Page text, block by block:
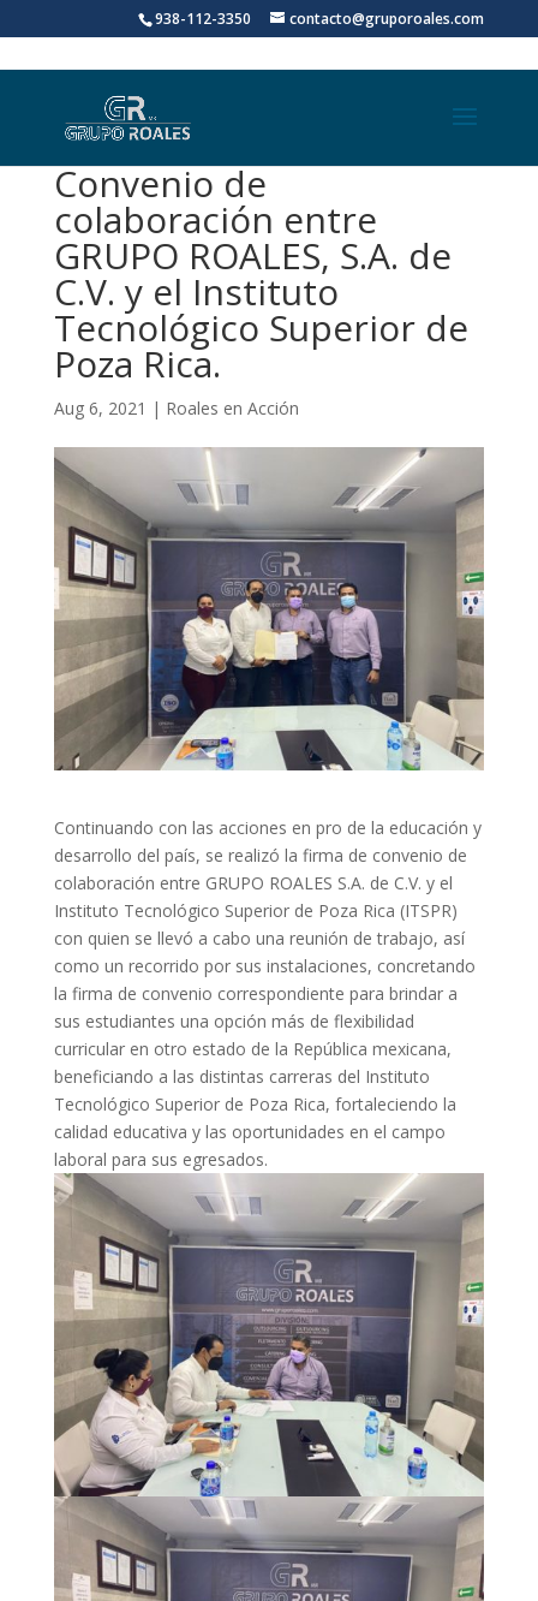
938-112-3350 contacto@gruporoales.com
Convenio de
colaboración entre
GRUPO ROALES, S.A. de
C.V. y el Instituto
Tecnológico Superior de
Poza Rica.
Aug 6, 2021 | Roales en Acción
Continuando con las acciones en pro de la educación y
desarrollo del país, se realizó la firma de convenio de
colaboración entre GRUPO ROALES S.A. de C.V. y el
Instituto Tecnológico Superior de Poza Rica (ITSPR)
con quien se llevó a cabo una reunión de trabajo, así
como un recorrido por sus instalaciones, concretando
la firma de convenio correspondiente para brindar a
sus estudiantes una opción más de flexibilidad
curricular en otro estado de la República mexicana,
beneficiando a las distintas carreras del Instituto
Tecnológico Superior de Poza Rica, fortaleciendo la
calidad educativa y las oportunidades en el campo
laboral para sus egresados.